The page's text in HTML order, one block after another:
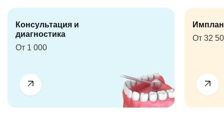
Консультация и
диагностика
От 1 000
От 32